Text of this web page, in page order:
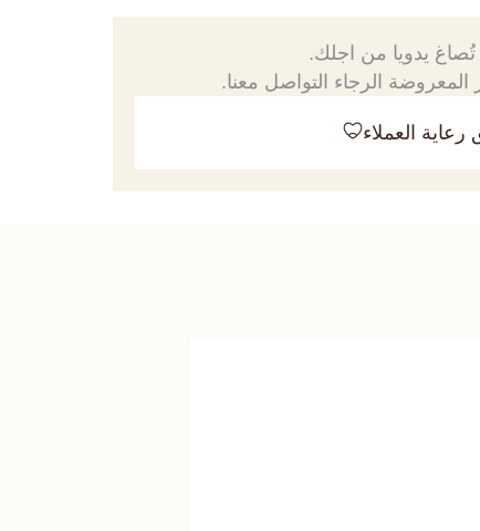
يدويا من اجلك.
الرجاء التواصل معنا.
رعاية العملاء